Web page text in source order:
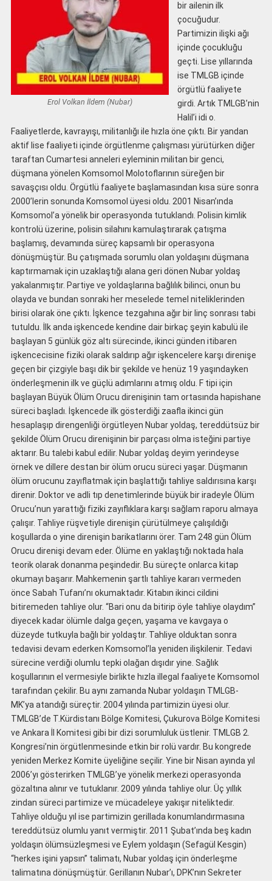
Erol Volkan İldem (Nubar)
bir ailenin ilk
çocuğudur.
Partimizin ilişki ağı
içinde çocukluğu
geçti. Lise yıllarında
ise TMLGB içinde
örgütlü faaliyete
girdi. Artık TMLGB’nin
Halil’i idi o.
Faaliyetlerde, kavrayışı, militanlığı ile hızla öne çıktı. Bir yandan
aktif lise faaliyeti içinde örgütlenme çalışması yürütürken diğer
taraftan Cumartesi anneleri eyleminin militan bir genci,
düşmana yönelen Komsomol Molotoflarının süreğen bir
savaşçısı oldu. Örgütlü faaliyete başlamasından kısa süre sonra
2000’lerin sonunda Komsomol üyesi oldu. 2001 Nisan’ında
Komsomol’a yönelik bir operasyonda tutuklandı. Polisin kimlik
kontrolü üzerine, polisin silahını kamulaştırarak çatışma
başlamış, devamında süreç kapsamlı bir operasyona
dönüşmüştür. Bu çatışmada sorumlu olan yoldaşını düşmana
kaptırmamak için uzaklaştığı alana geri dönen Nubar yoldaş
yakalanmıştır. Partiye ve yoldaşlarına bağlılık bilinci, onun bu
olayda ve bundan sonraki her meselede temel niteliklerinden
birisi olarak öne çıktı. İşkence tezgahına ağır bir linç sonrası tabi
tutuldu. İlk anda işkencede kendine dair birkaç şeyin kabulü ile
başlayan 5 günlük göz altı sürecinde, ikinci günden itibaren
işkencecisine fiziki olarak saldırıp ağır işkencelere karşı direnişe
geçen bir çizgiyle başı dik bir şekilde ve henüz 19 yaşındayken
önderleşmenin ilk ve güçlü adımlarını atmış oldu. F tipi için
başlayan Büyük Ölüm Orucu direnişinin tam ortasında hapishane
süreci başladı. İşkencede ilk gösterdiği zaafla ikinci gün
hesaplaşıp direngenliği örgütleyen Nubar yoldaş, tereddütsüz bir
şekilde Ölüm Orucu direnişinin bir parçası olma isteğini partiye
aktarır. Bu talebi kabul edilir. Nubar yoldaş deyim yerindeyse
örnek ve dillere destan bir ölüm orucu süreci yaşar. Düşmanın
ölüm orucunu zayıflatmak için başlattığı tahliye saldırısına karşı
direnir. Doktor ve adli tıp denetimlerinde büyük bir iradeyle Ölüm
Orucu’nun yarattığı fiziki zayıflıklara karşı sağlam raporu almaya
çalışır. Tahliye rüşvetiyle direnişin çürütülmeye çalışıldığı
koşullarda o yine direnişin barikatlarını örer. Tam 248 gün Ölüm
Orucu direnişi devam eder. Ölüme en yaklaştığı noktada hala
teorik olarak donanma peşindedir. Bu süreçte onlarca kitap
okumayı başarır. Mahkemenin şartlı tahliye kararı vermeden
önce Sabah Tufanı’nı okumaktadır. Kitabın ikinci cildini
bitiremeden tahliye olur. “Bari onu da bitirip öyle tahliye olaydım”
diyecek kadar ölümle dalga geçen, yaşama ve kavgaya o
düzeyde tutkuyla bağlı bir yoldaştır. Tahliye olduktan sonra
tedavisi devam ederken Komsomol’la yeniden ilişkilenir. Tedavi
sürecine verdiği olumlu tepki olağan dışıdır yine. Sağlık
koşullarının el vermesiyle birlikte hızla illegal faaliyete Komsomol
tarafından çekilir. Bu aynı zamanda Nubar yoldaşın TMLGB-
MK’ya atandığı süreçtir. 2004 yılında partimizin üyesi olur.
TMLGB’de T.Kürdistanı Bölge Komitesi, Çukurova Bölge Komitesi
ve Ankara İl Komitesi gibi bir dizi sorumluluk üstlenir. TMLGB 2.
Kongresi’nin örgütlenmesinde etkin bir rolü vardır. Bu kongrede
yeniden Merkez Komite üyeliğine seçilir. Yine bir Nisan ayında yıl
2006’yı gösterirken TMLGB’ye yönelik merkezi operasyonda
gözaltına alınır ve tutuklanır. 2009 yılında tahliye olur. Üç yıllık
zindan süreci partimize ve mücadeleye yakışır niteliktedir.
Tahliye olduğu yıl ise partimizin gerillada konumlandırmasına
tereddütsüz olumlu yanıt vermiştir. 2011 Şubat’ında beş kadın
yoldaşın ölümsüzleşmesi ve Eylem yoldaşın (Sefagül Kesgin)
“herkes işini yapsın” talimatı, Nubar yoldaş için önderleşme
talimatına dönüşmüştür. Gerillanın Nubar’ı, DPK’nın Sekreter